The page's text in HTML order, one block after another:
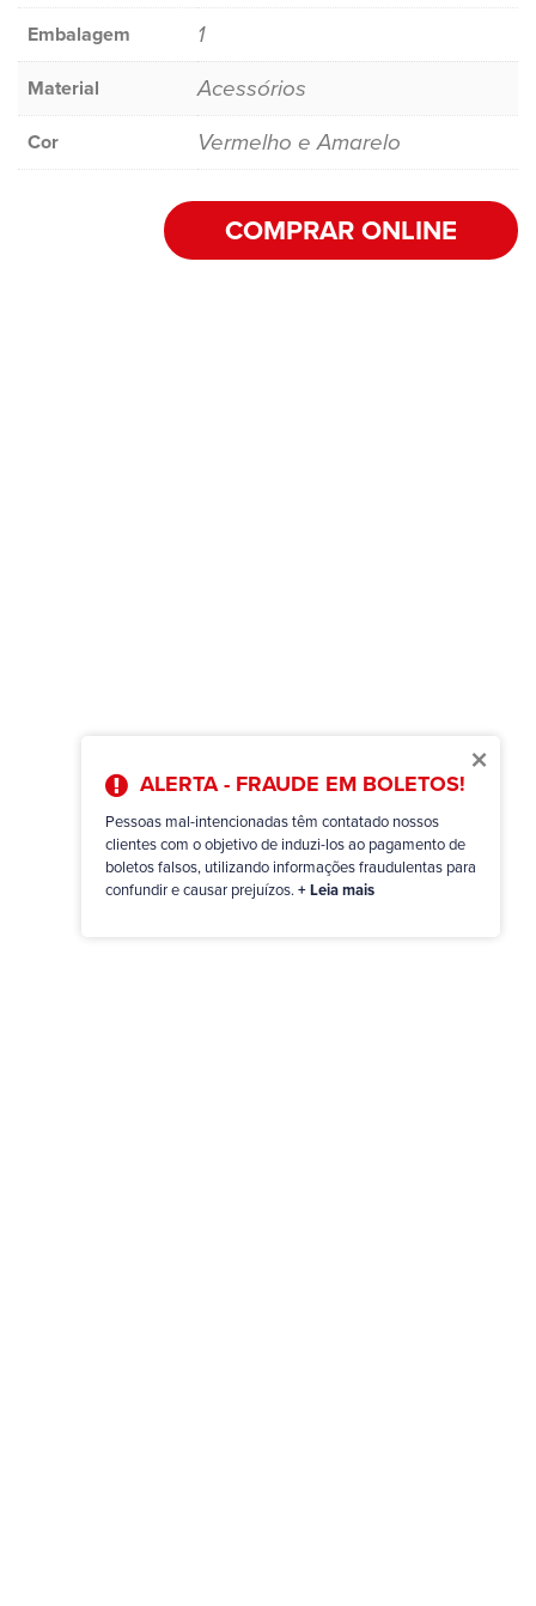
×
ALERTA - FRAUDE EM BOLETOS!
Pessoas mal-intencionadas têm contatado nossos
clientes com o objetivo de induzi-los ao pagamento de
boletos falsos, utilizando informações fraudulentas para
confundir e causar prejuízos. + Leia mais
Embalagem 1
Material Acessórios
Cor Vermelho e Amarelo
COMPRAR ONLINE